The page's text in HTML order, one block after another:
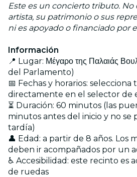
Este es un concierto tributo. No
artista, su patrimonio o sus
ni es apoyado o financiado por
Información
📍 Lugar: Μέγαρο της Παλαιάς
del Parlamento)
📅 Fechas y horarios:
directamente en el selector de
⏳ Duración: 60 minutos (las
minutos antes del inicio y no se
tardía)
👤 Edad: a partir de 8 años. Los
deben ir acompañados por un
♿ Accesibilidad: este recinto es
de ruedas